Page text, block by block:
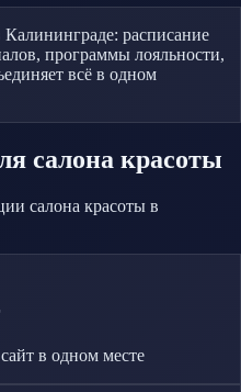
расписание
программы лояльности,
всё в одном
салона красоты
салона красоты в
в одном месте